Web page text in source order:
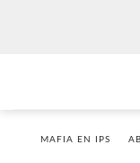
MAFIA EN IPS